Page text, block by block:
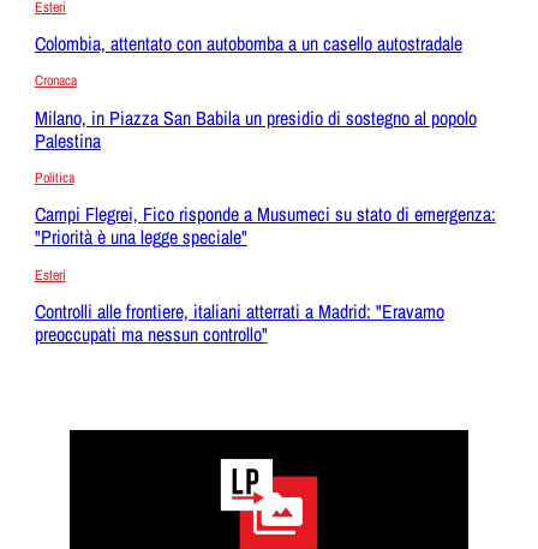
Esteri
Colombia, attentato con autobomba a un casello autostradale
Cronaca
Milano, in Piazza San Babila un presidio di sostegno al popolo
Palestina
Politica
Campi Flegrei, Fico risponde a Musumeci su stato di emergenza:
"Priorità è una legge speciale"
Esteri
Controlli alle frontiere, italiani atterrati a Madrid: "Eravamo
preoccupati ma nessun controllo"